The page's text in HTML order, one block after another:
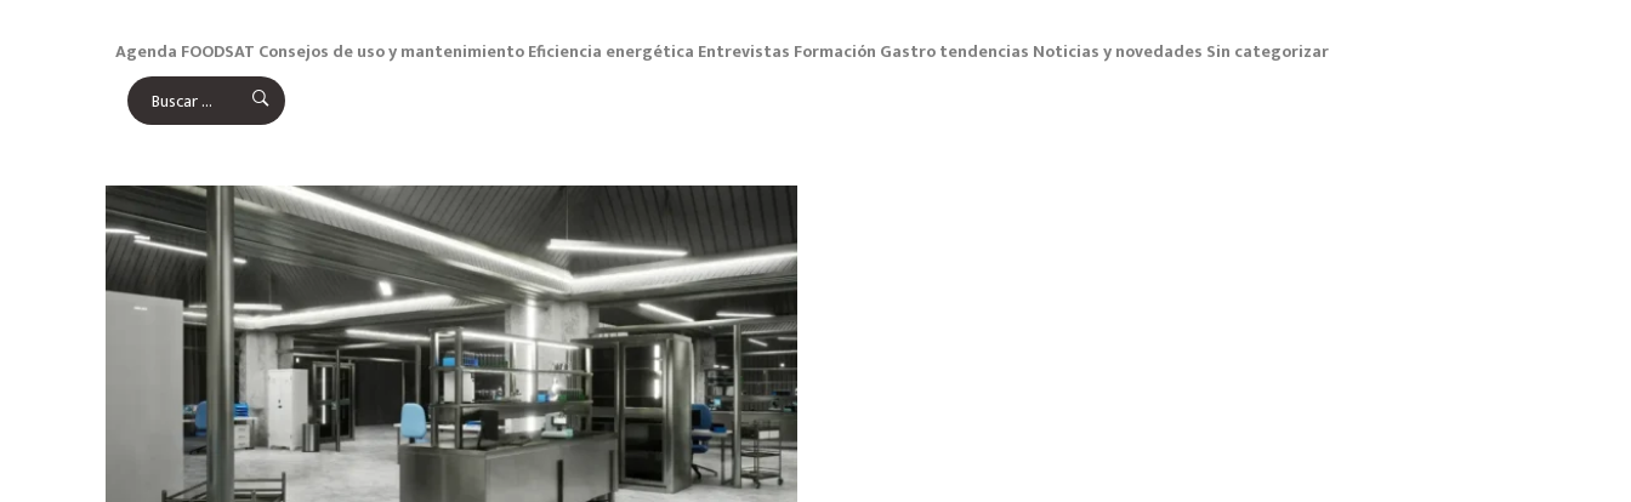
Agenda FOODSAT Consejos de uso y mantenimientoEficiencia energética Entrevistas Formación Gastro tendencias Noticias y novedades Sin categorizar